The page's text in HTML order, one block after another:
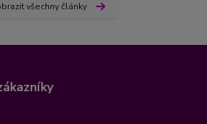
všechny články